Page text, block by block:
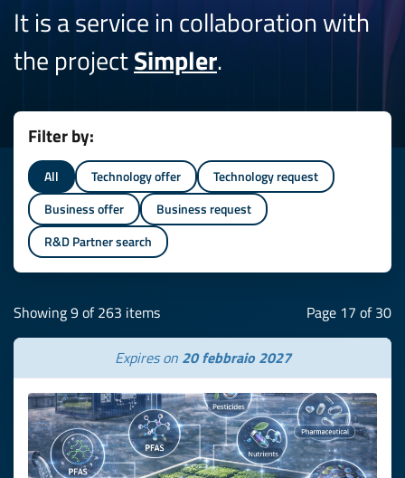
It is a service in collaboration with
the projectSimpler.
Filter by:
All Technology offer
Technology request
Business offer
Business request
R&D Partner search
Showing 9 of 263 items Page 17 of 30
Expires on 20 febbraio 2027